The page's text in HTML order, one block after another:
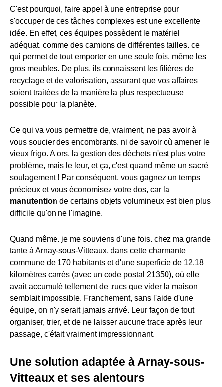
C'est pourquoi, faire appel à une entreprise pour
s'occuper de ces tâches complexes est une excellente
idée. En effet, ces équipes possèdent le matériel
adéquat, comme des camions de différentes tailles, ce
qui permet de tout emporter en une seule fois, même les
gros meubles. De plus, ils connaissent les filières de
recyclage et de valorisation, assurant que vos affaires
soient traitées de la manière la plus respectueuse
possible pour la planète.
Ce qui va vous permettre de, vraiment, ne pas avoir à
vous soucier des encombrants, ni de savoir où amener le
vieux frigo. Alors, la gestion des déchets n'est plus votre
problème, mais le leur, et ça, c'est quand même un sacré
soulagement ! Par conséquent, vous gagnez un temps
précieux et vous économisez votre dos, car la
manutention de certains objets volumineux est bien plus
difficile qu'on ne l'imagine.
Quand même, je me souviens d'une fois, chez ma grande
tante à Arnay-sous-Vitteaux, dans cette charmante
commune de 170 habitants et d'une superficie de 12.18
kilomètres carrés (avec un code postal 21350), où elle
avait accumulé tellement de trucs que vider la maison
semblait impossible. Franchement, sans l'aide d'une
équipe, on n'y serait jamais arrivé. Leur façon de tout
organiser, trier, et de ne laisser aucune trace après leur
passage, c'était vraiment impressionnant.
Une solution adaptée à Arnay-sous-
Vitteaux et ses alentours